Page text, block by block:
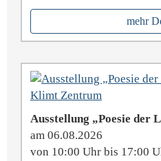
mehr
Ausstellung „Poesie der
am 06.08.2026
von 10:00 Uhr bis 17:00